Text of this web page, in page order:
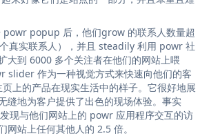
popup 后，他们grow 的联系人数量超
真实联系人），并且 steadily 利用 powr 社
大到 6000 多个关注者在他们的网站上喂
slider 作为一种视觉方式来快速向他们的客
上的产品在现实生活中的样子。它很好地展
缝地为客户提供了出色的现场体验。事实
现与他们网站上的 powr 应用程序交互的访
网站上任何其他人的 2.5 倍。